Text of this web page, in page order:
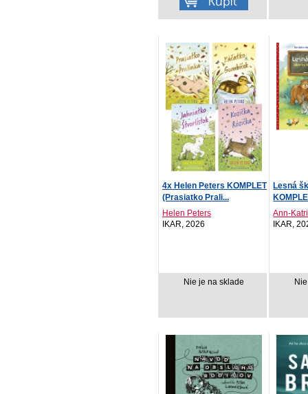
4x Helen Peters KOMPLET
(Prasiatko Prali...
Helen Peters
IKAR, 2026
Nie je na sklade
Lesná
Ann-
IKAR,